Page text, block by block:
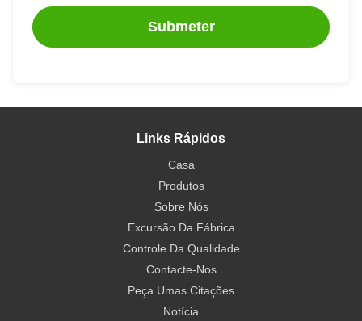
Submeter
Links Rápidos
Casa
Produtos
Sobre Nós
Excursão Da Fábrica
Controle Da Qualidade
Contacte-Nos
Peça Umas Citações
Notícia